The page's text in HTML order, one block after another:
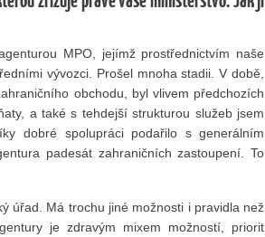
MPO, jejímž prostřednictvím naše
vývozci. Prošel mnoha stadii. V době,
obchodu, byl vlivem předchozích
a také s tehdejší strukturou služeb jsem
dobré spolupráci podařilo s generálním
padesát zahraničních zastoupení. To
úřad. Má trochu jiné možnosti i pravidla než
je zdravým mixem možností, priorit